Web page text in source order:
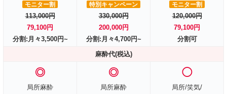
モニター割
113,000円
79,100円
分割:月々3,500円~
特別キャンペーン
330,000円
200,000円
分割:月々4,700円~
モニター割
120,000円
79,100円
分割可
麻酔代(税込)
◎
局所麻酔
◎
局所麻酔
◯
局所/笑気/